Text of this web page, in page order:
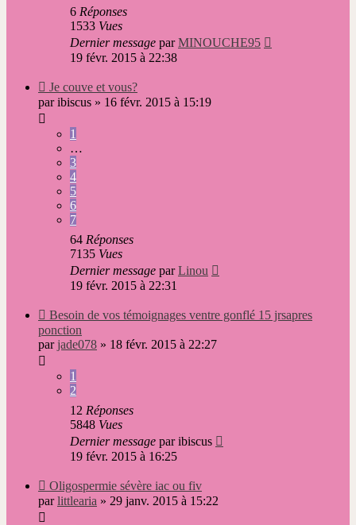
6 Réponses
1533 Vues
Dernier message parMINOUCHE95
19 févr. 2015 à 22:38
Nouveau
message
Je couve et vous?
paribiscus » 16 févr. 2015 à 15:19
1
…
3
4
5
6
7
64 Réponses
7135 Vues
Dernier message parLinou
19 févr. 2015 à 22:31
Nouveau
message
Besoin de vos témoignages ventre gonflé 15 jrsapres
ponction
parjade078 » 18 févr. 2015 à 22:27
1
2
12 Réponses
5848 Vues
Dernier message paribiscus
19 févr. 2015 à 16:25
Nouveau
message
Oligospermie sévère iac ou fiv
parlittlearia » 29 janv. 2015 à 15:22